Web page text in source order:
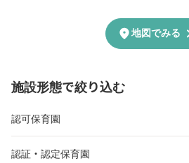
location_on地図でみる
施設形態で絞り込む
認可保育園
認証・認定保育園